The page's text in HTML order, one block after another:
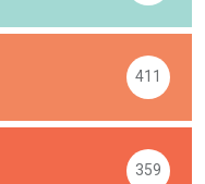
411
359